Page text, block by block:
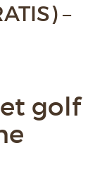
–
golf